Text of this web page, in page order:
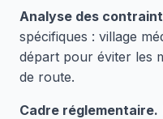
Analyse des
spécifiques : village
départ pour éviter les
de route.
Cadre réglementaire.